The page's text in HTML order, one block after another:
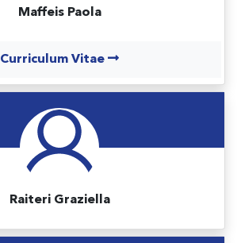
Maffeis Paola
Curriculum Vitae
Raiteri Graziella